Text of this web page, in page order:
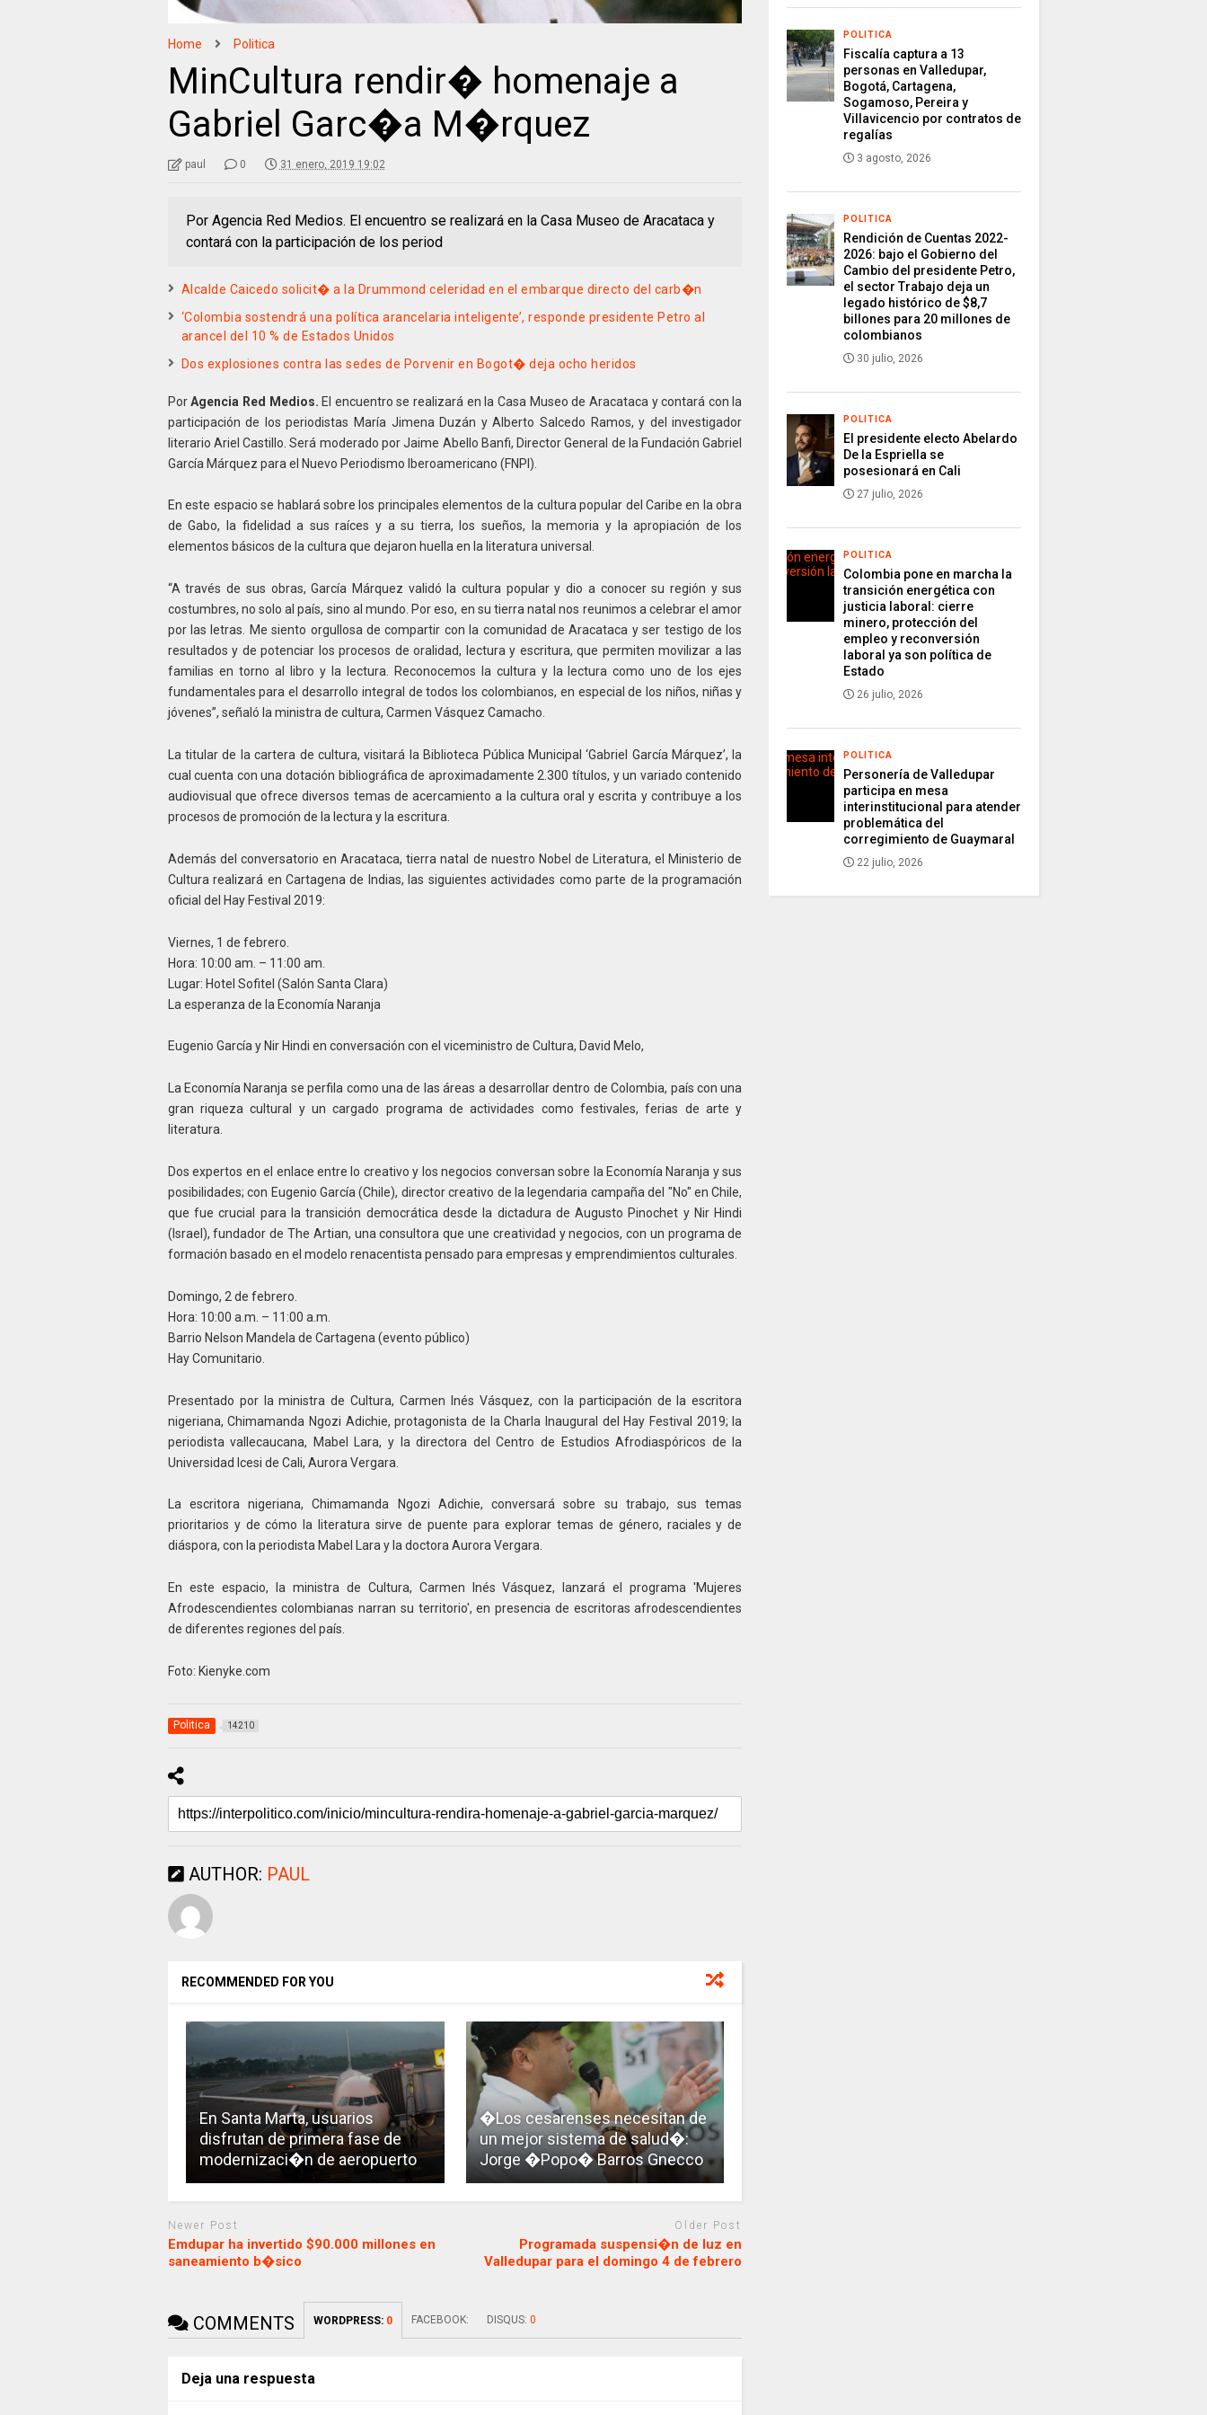
Home Politica
MinCultura rendir� homenaje a
Gabriel Garc�a M�rquez
paul 0 31 enero, 2019 19:02
Por Agencia Red Medios. El encuentro se realizará en la Casa Museo de Aracataca y
contará con la participación de los period
Alcalde Caicedo solicit� a la Drummond celeridad en el embarque directo del carb�n
‘Colombia sostendrá una política arancelaria inteligente’, responde presidente Petro al
arancel del 10 % de Estados Unidos
Dos explosiones contra las sedes de Porvenir en Bogot� deja ocho heridos
PorAgencia Red Medios.El encuentro se realizará en la Casa Museo de Aracataca y contará con la
participación de los periodistas María Jimena Duzán y Alberto Salcedo Ramos, y del investigador
literario Ariel Castillo. Será moderado por Jaime Abello Banfi, Director General de la Fundación Gabriel
García Márquez para el Nuevo Periodismo Iberoamericano (FNPI).
En este espacio se hablará sobre los principales elementos de la cultura popular del Caribe en la obra
de Gabo, la fidelidad a sus raíces y a su tierra, los sueños, la memoria y la apropiación de los
elementos básicos de la cultura que dejaron huella en la literatura universal.
“A través de sus obras, García Márquez validó la cultura popular y dio a conocer su región y sus
costumbres, no solo al país, sino al mundo. Por eso, en su tierra natal nos reunimos a celebrar el amor
por las letras. Me siento orgullosa de compartir con la comunidad de Aracataca y ser testigo de los
resultados y de potenciar los procesos de oralidad, lectura y escritura, que permiten movilizar a las
familias en torno al libro y la lectura. Reconocemos la cultura y la lectura como uno de los ejes
fundamentales para el desarrollo integral de todos los colombianos, en especial de los niños, niñas y
jóvenes”, señaló la ministra de cultura, Carmen Vásquez Camacho.
La titular de la cartera de cultura, visitará la Biblioteca Pública Municipal ‘Gabriel García Márquez’, la
cual cuenta con una dotación bibliográfica de aproximadamente 2.300 títulos, y un variado contenido
audiovisual que ofrece diversos temas de acercamiento a la cultura oral y escrita y contribuye a los
procesos de promoción de la lectura y la escritura.
Además del conversatorio en Aracataca, tierra natal de nuestro Nobel de Literatura, el Ministerio de
Cultura realizará en Cartagena de Indias, las siguientes actividades como parte de la programación
oficial del Hay Festival 2019:
Viernes, 1 de febrero.
Hora: 10:00 am. – 11:00 am.
Lugar: Hotel Sofitel (Salón Santa Clara)
La esperanza de la Economía Naranja
Eugenio García y Nir Hindi en conversación con el viceministro de Cultura, David Melo,
La Economía Naranja se perfila como una de las áreas a desarrollar dentro de Colombia, país con una
gran riqueza cultural y un cargado programa de actividades como festivales, ferias de arte y
literatura.
Dos expertos en el enlace entre lo creativo y los negocios conversan sobre la Economía Naranja y sus
posibilidades; con Eugenio García (Chile), director creativo de la legendaria campaña del "No" en Chile,
que fue crucial para la transición democrática desde la dictadura de Augusto Pinochet y Nir Hindi
(Israel), fundador de The Artian, una consultora que une creatividad y negocios, con un programa de
formación basado en el modelo renacentista pensado para empresas y emprendimientos culturales.
Domingo, 2 de febrero.
Hora: 10:00 a.m. – 11:00 a.m.
Barrio Nelson Mandela de Cartagena (evento público)
Hay Comunitario.
Presentado por la ministra de Cultura, Carmen Inés Vásquez, con la participación de la escritora
nigeriana, Chimamanda Ngozi Adichie, protagonista de la Charla Inaugural del Hay Festival 2019; la
periodista vallecaucana, Mabel Lara, y la directora del Centro de Estudios Afrodiaspóricos de la
Universidad Icesi de Cali, Aurora Vergara.
La escritora nigeriana, Chimamanda Ngozi Adichie, conversará sobre su trabajo, sus temas
prioritarios y de cómo la literatura sirve de puente para explorar temas de género, raciales y de
diáspora, con la periodista Mabel Lara y la doctora Aurora Vergara.
En este espacio, la ministra de Cultura, Carmen Inés Vásquez, lanzará el programa 'Mujeres
Afrodescendientes colombianas narran su territorio', en presencia de escritoras afrodescendientes
de diferentes regiones del país.
Foto: Kienyke.com
Politica 14210
AUTHOR: PAUL
RECOMMENDED FOR YOU
En Santa Marta, usuarios
disfrutan de primera fase de
modernizaci�n de aeropuerto
�Los cesarenses necesitan de
un mejor sistema de salud�:
Jorge �Popo� Barros Gnecco
Newer Post
Emdupar ha invertido $90.000 millones en
saneamiento b�sico
Older Post
Programada suspensi�n de luz en
Valledupar para el domingo 4 de febrero
COMMENTS WORDPRESS: 0 FACEBOOK: DISQUS: 0
Deja una respuesta
POLITICA
Fiscalía captura a 13
personas en Valledupar,
Bogotá, Cartagena,
Sogamoso, Pereira y
Villavicencio por contratos de
regalías
3 agosto, 2026
POLITICA
Rendición de Cuentas 2022-
2026: bajo el Gobierno del
Cambio del presidente Petro,
el sector Trabajo deja un
legado histórico de $8,7
billones para 20 millones de
colombianos
30 julio, 2026
POLITICA
El presidente electo Abelardo
De la Espriella se
posesionará en Cali
27 julio, 2026
POLITICA
Colombia pone en marcha la
transición energética con
justicia laboral: cierre
minero, protección del
empleo y reconversión
laboral ya son política de
Estado
26 julio, 2026
POLITICA
Personería de Valledupar
participa en mesa
interinstitucional para atender
problemática del
corregimiento de Guaymaral
22 julio, 2026